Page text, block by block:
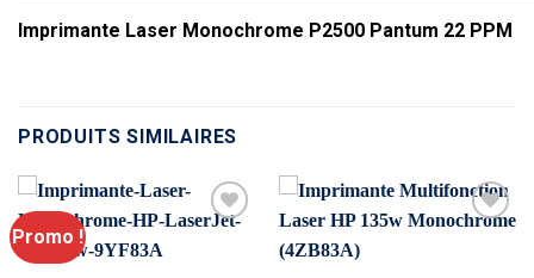
Imprimante Laser Monochrome P2500 Pantum 22 PPM
PRODUITS SIMILAIRES
Promo !